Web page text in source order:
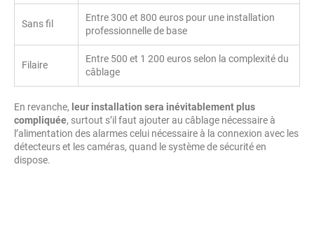
Sans fil
Entre 300 et 800 euros pour une installation
professionnelle de base
Filaire
Entre 500 et 1 200 euros selon la complexité du
câblage
En revanche, leur installation sera inévitablement plus
compliquée, surtout s’il faut ajouter au câblage nécessaire à
l’alimentation des alarmes celui nécessaire à la connexion avec les
détecteurs et les caméras, quand le système de sécurité en
dispose.